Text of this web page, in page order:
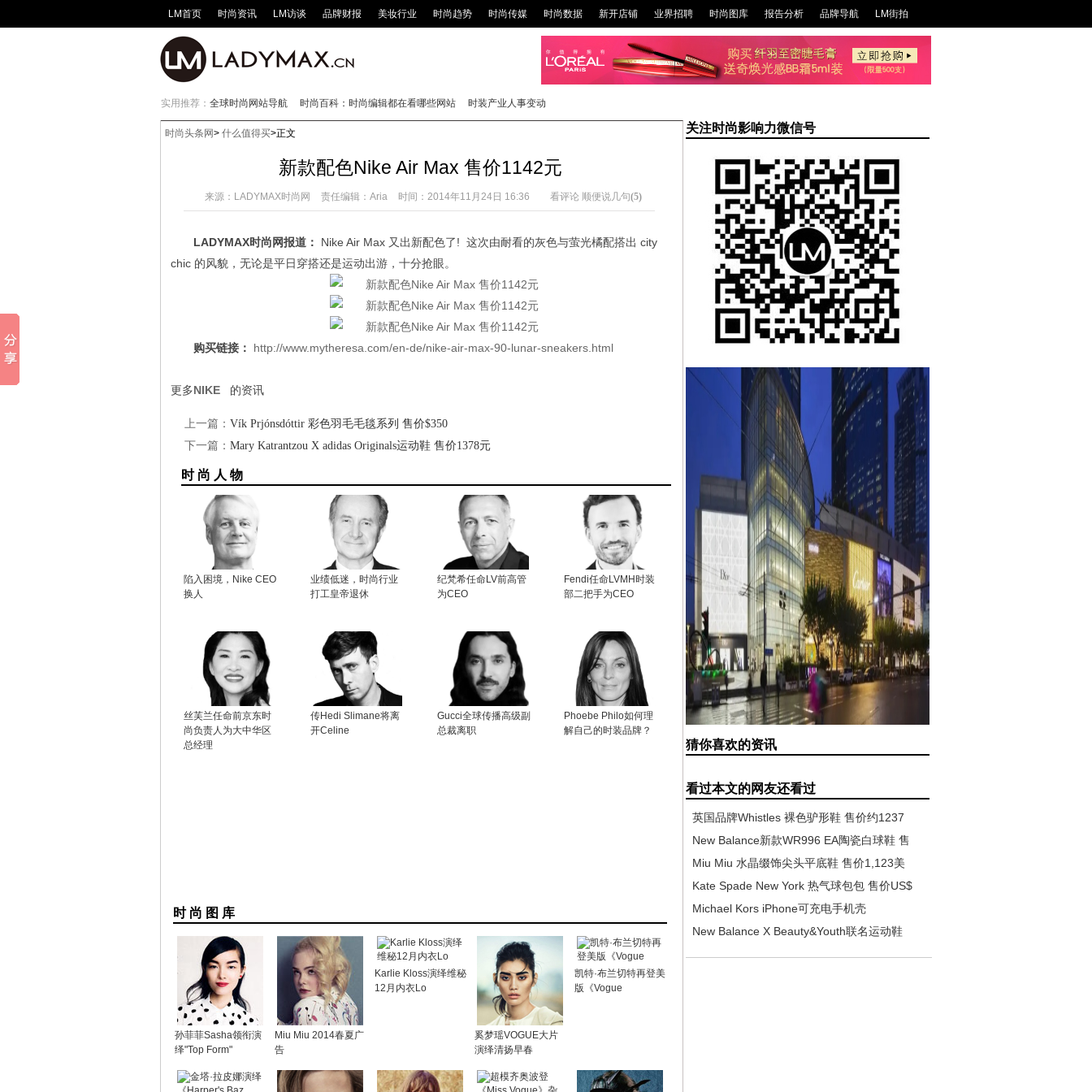
LM首页 时尚资讯 LM访谈 品牌财报 美妆行业 时尚趋势 时尚传媒 时尚数据 新开店铺 业界招聘 时尚图库 报告分析 品牌导航 LM街拍
实用推荐： 全球时尚网站导航 时尚百科：时尚编辑都在看哪些网站 时装产业人事变动
时尚头条网> 什么值得买>正文
新款配色Nike Air Max 售价1142元
来源： LADYMAX时尚网 责任编辑： Aria 时间： 2014年11月24日 16:36 看评论 顺便说几句(5)
LADYMAX时尚网报道：
Nike Air Max 又出新配色了! 这次由耐看的灰色与萤光橘配搭出 city
chic 的风貌，无论是平日穿搭还是运动出游，十分抢眼。
购买链接： http://www.mytheresa.com/en-de/nike-air-max-90-lunar-sneakers.html
更多NIKE 的资讯
上一篇： Vík Prjónsdóttir 彩色羽毛毛毯系列 售价$350
下一篇： Mary Katrantzou X adidas Originals运动鞋 售价1378元
时 尚 人 物
陷入困境，Nike CEO
换人
业绩低迷，时尚行业
打工皇帝退休
纪梵希任命LV前高管
为CEO
Fendi任命LVMH时装
部二把手为CEO
丝芙兰任命前京东时
尚负责人为大中华区
总经理
传Hedi Slimane将离
开Celine
Gucci全球传播高级副
总裁离职
Phoebe Philo如何理
解自己的时装品牌？
时 尚 图 库
孙菲菲Sasha领衔演
绎"Top Form"
Miu Miu 2014春夏广
告
Karlie Kloss演绎维秘
12月内衣Lo
奚梦瑶VOGUE大片
演绎清扬早春
凯特·布兰切特再登美
版《Vogue
关注时尚影响力微信号
猜你喜欢的资讯
看过本文的网友还看过
英国品牌Whistles 裸色驴形鞋 售价约1237
New Balance新款WR996 EA陶瓷白球鞋 售
价
Miu Miu 水晶缀饰尖头平底鞋 售价1,123美
Kate Spade New York 热气球包包 售价US$
Michael Kors iPhone可充电手机壳
New Balance X Beauty&Youth联名运动鞋